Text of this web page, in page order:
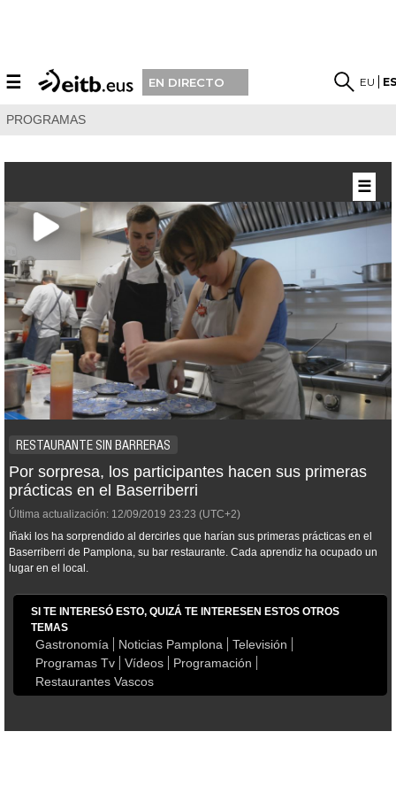
☰ EN DIRECTO EU
PROGRAMAS
RESTAURANTE SIN BARRERAS
Por sorpresa, los participantes hacen sus primeras
prácticas en el Baserriberri
Última actualización: 12/09/2019 23:23 (UTC+2)
Iñaki los ha sorprendido al dercirles que harían sus primeras prácticas en el
Baserriberri de Pamplona, su bar restaurante. Cada aprendiz ha ocupado un
lugar en el local.
SI TE INTERESÓ ESTO, QUIZÁ TE INTERESEN ESTOS OTROS
TEMAS
Gastronomía Noticias Pamplona
Televisión
Programas Tv
Vídeos
Programación
Restaurantes Vascos
☰